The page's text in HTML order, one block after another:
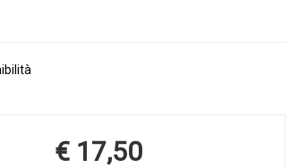
Prezzo
€ 17,50